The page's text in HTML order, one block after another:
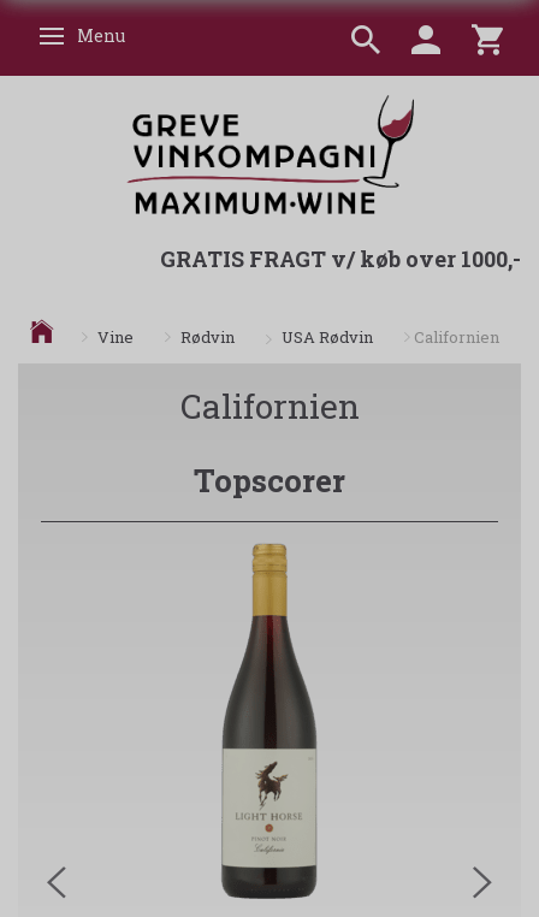
Skifte navigation
Menu
GRATIS FRAGT v/ køb over 1000,-
Vine Rødvin USA Rødvin Californien
Californien
Topscorer